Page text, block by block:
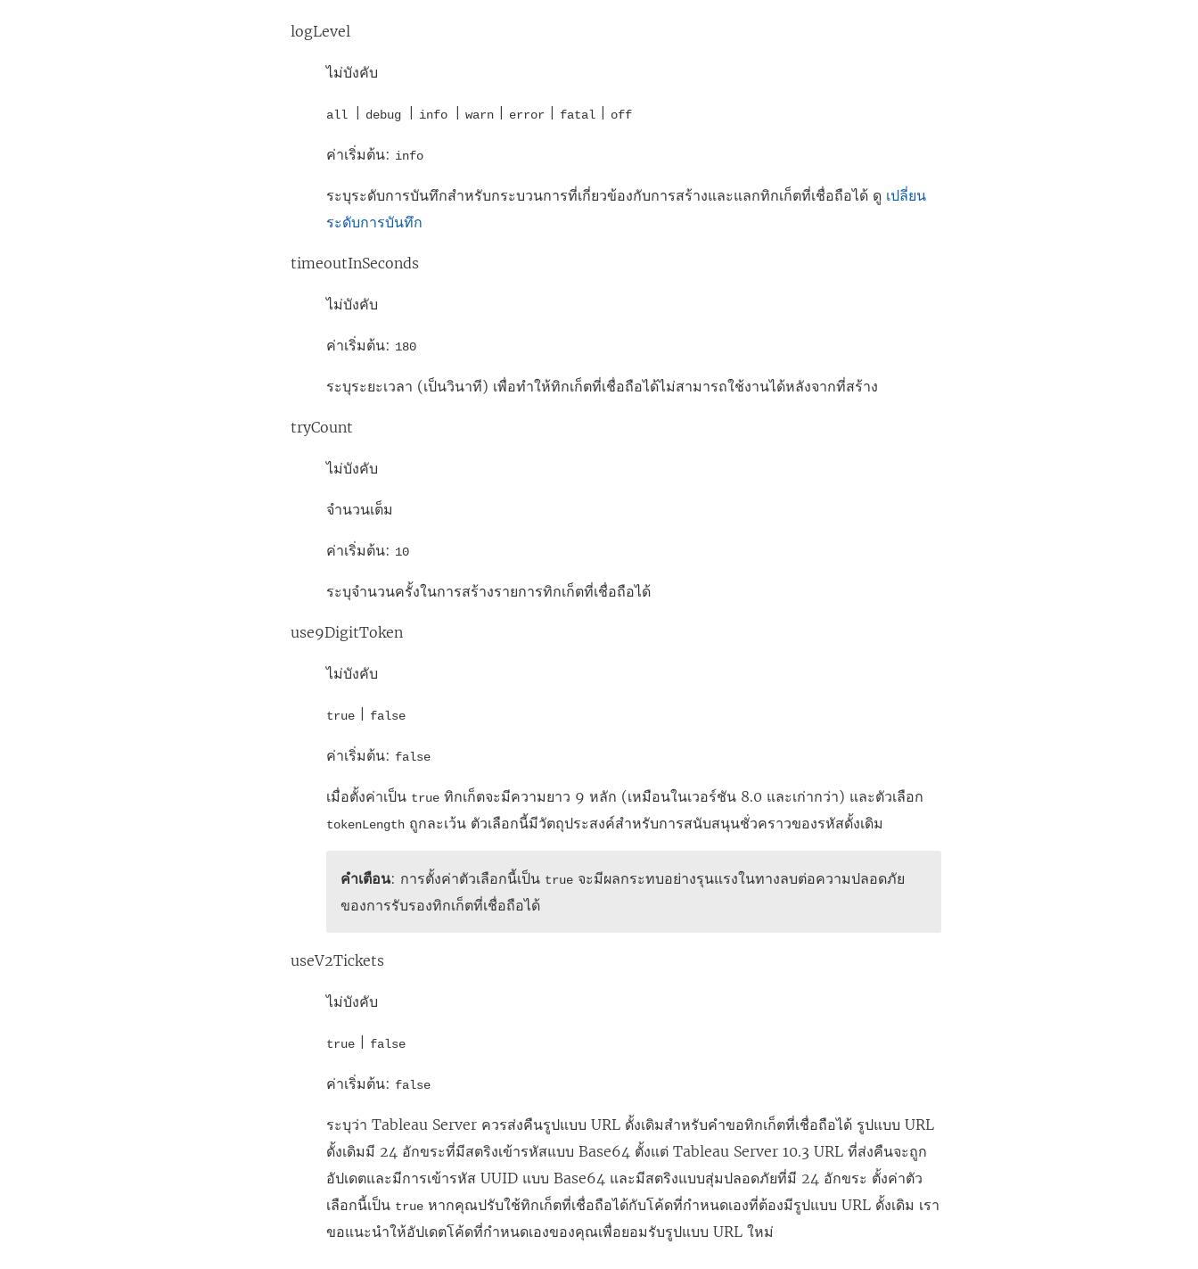
logLevel
ไม่บังคับ
all debug info |warn error fatal off
ค่าเริ่มต้น: info
ระบุระดับการบันทึกสำหรับกระบวนการที่เกี่ยวข้องกับการสร้างและแลกทิกเก็ตที่เชื่อถือได้ ดู เปลี่ยน
ระดับการบันทึก
timeoutInSeconds
ไม่บังคับ
ค่าเริ่มต้น: 180
ระบุระยะเวลา (เป็นวินาที) เพื่อทำให้ทิกเก็ตที่เชื่อถือได้ไม่สามารถใช้งานได้หลังจากที่สร้าง
tryCount
ไม่บังคับ
จำนวนเต็ม
ค่าเริ่มต้น: 10
ระบุจำนวนครั้งในการสร้างรายการทิกเก็ตที่เชื่อถือได้
use9DigitToken
ไม่บังคับ
true false
ค่าเริ่มต้น: false
เมื่อตั้งค่าเป็น true ทิกเก็ตจะมีความยาว 9 หลัก (เหมือนในเวอร์ชัน 8.0 และเก่ากว่า) และตัวเลือก
tokenLength ถูกละเว้น ตัวเลือกนี้มีวัตถุประสงค์สำหรับการสนับสนุนชั่วคราวของรหัสดั้งเดิม
คำเตือน: การตั้งค่าตัวเลือกนี้เป็น true จะมีผลกระทบอย่างรุนแรงในทางลบต่อความปลอดภัย
ของการรับรองทิกเก็ตที่เชื่อถือได้
useV2Tickets
ไม่บังคับ
true false
ค่าเริ่มต้น: false
ระบุว่า Tableau Server ควรส่งคืนรูปแบบ URL ดั้งเดิมสำหรับคำขอทิกเก็ตที่เชื่อถือได้ รูปแบบ URL
ดั้งเดิมมี 24 อักขระที่มีสตริงเข้ารหัสแบบ Base64 ตั้งแต่ Tableau Server 10.3 URL ที่ส่งคืนจะถูก
อัปเดตและมีการเข้ารหัส UUID แบบ Base64 และมีสตริงแบบสุ่มปลอดภัยที่มี 24 อักขระ ตั้งค่าตัว
เลือกนี้เป็น true หากคุณปรับใช้ทิกเก็ตที่เชื่อถือได้กับโค้ดที่กำหนดเองที่ต้องมีรูปแบบ URL ดั้งเดิม เรา
ขอแนะนำให้อัปเดตโค้ดที่กำหนดเองของคุณเพื่อยอมรับรูปแบบ URL ใหม่